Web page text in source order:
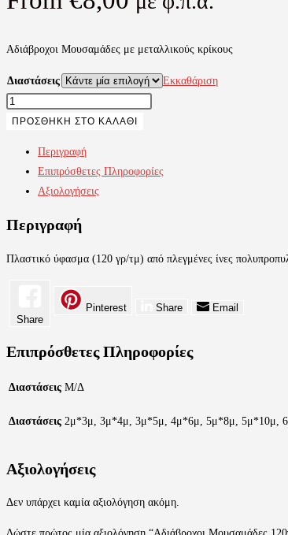
Αδιάβροχοι Μουσαμάδες με μεταλλικούς κρίκους
Διαστάσεις
Εκκαθάριση
Αδιάβροχοι
Μουσαμάδες
ποσότητα
ΠΡΟΣΘΉΚΗ ΣΤΟ ΚΑΛΆΘΙ
Περιγραφή
Επιπρόσθετες Πληροφορίες
Αξιολογήσεις
Περιγραφή
Πλαστικό ύφασμα (120 γρ/τμ) από πλεγμένες ίνες
Share
Pinterest Share Email
Επιπρόσθετες Πληροφορίες
Διαστάσεις Μ/Δ
Διαστάσεις 2μ*3μ, 3μ*4μ, 3μ*5μ, 4μ*6μ, 5μ*8μ, 5μ*10μ,
Αξιολογήσεις
Δεν υπάρχει καμία αξιολόγηση ακόμη.